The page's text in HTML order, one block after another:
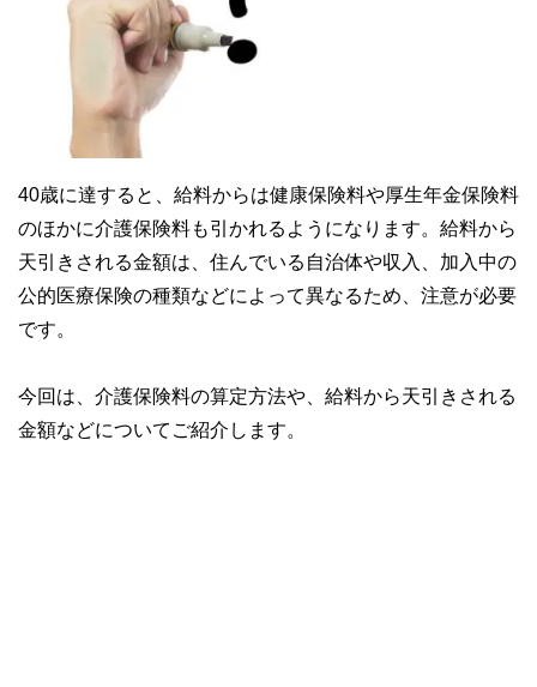
40歳に達すると、給料からは健康保険料や厚生年金保険料
のほかに介護保険料も引かれるようになります。給料から
天引きされる金額は、住んでいる自治体や収入、加入中の
公的医療保険の種類などによって異なるため、注意が必要
です。
今回は、介護保険料の算定方法や、給料から天引きされる
金額などについてご紹介します。